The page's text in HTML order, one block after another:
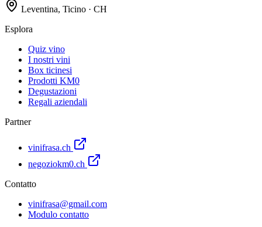
Leventina, Ticino · CH
Esplora
Quiz vino
I nostri vini
Box ticinesi
Prodotti KM0
Degustazioni
Regali aziendali
Partner
vinifrasa.ch
negoziokm0.ch
Contatto
vinifrasa@gmail.com
Modulo contatto